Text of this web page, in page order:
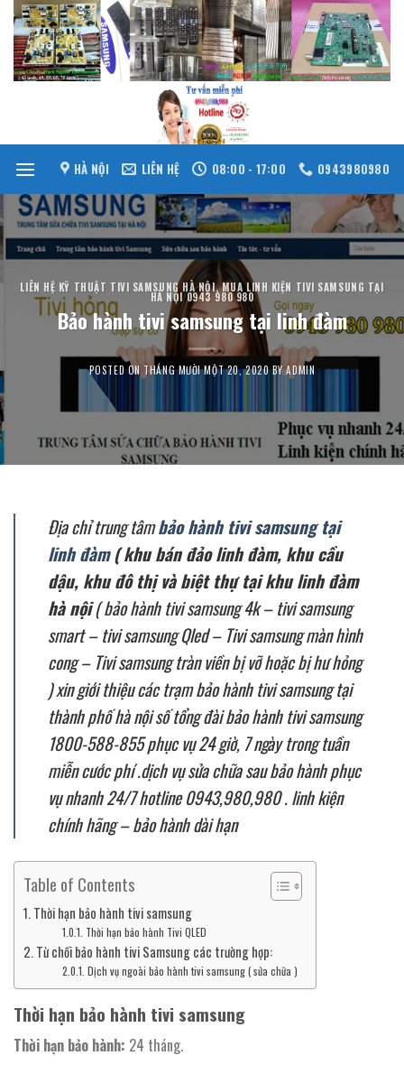
Skip
content
HÀ NỘI LIÊN HỆ 08:00 - 17:00 0943980980
LIÊN HỆ KỸ THUẬT TIVI SAMSUNG HÀ NỘI,MUA LINH KIỆN TIVI SAMSUNG TẠI
HÀ NỘI 0943 980 980
Bảo hành tivi samsung tại linh đàm
POSTED ONTHÁNG MƯỜI MỘT 20, 2020BYADMIN
Địa chỉ trung tâmbảo hành tivi samsung tại
linh đàm( khu bán đảo linh đàm, khu cầu
dậu, khu đô thị và biệt thự tại khu linh đàm
hà nội( bảo hành tivi samsung 4k – tivi samsung
smart – tivi samsung Qled – Tivi samsung màn hình
cong – Tivi samsung tràn viền bị vỡ hoặc bị hư hỏng
) xin giới thiệu các trạm bảo hành tivi samsung tại
thành phố hà nội số tổng đài bảo hành tivi samsung
1800-588-855 phục vụ 24 giờ, 7 ngày trong tuần
miễn cước phí .dịch vụ sửa chữa sau bảo hành phục
vụ nhanh 24/7 hotline 0943,980,980 . linh kiện
chính hãng – bảo hành dài hạn
Table of Contents
Thời hạn bảo hành tivi samsung
Thời hạn bảo hành Tivi QLED
Từ chối bảo hành tivi Samsung các trường hợp:
Dịch vụ ngoài bảo hành tivi samsung ( sửa chữa )
Thời hạn bảo hành tivi samsung
Thời hạn bảo hành: 24 tháng.